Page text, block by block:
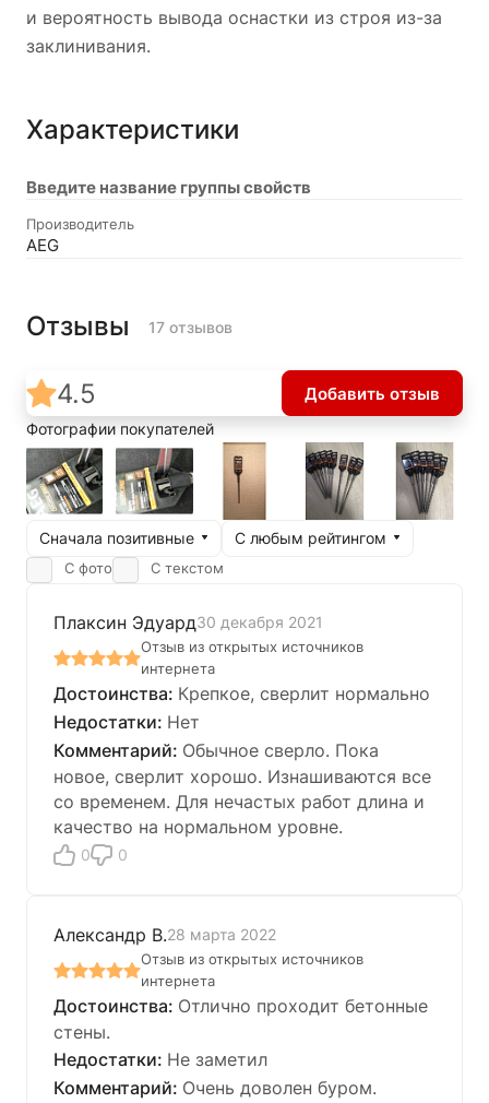
и вероятность вывода оснастки из строя из-за
заклинивания.
Характеристики
Введите название группы свойств
Производитель
AEG
Отзывы 17 отзывов
Фотографии покупателей
Сначала позитивные С любым рейтингом
С фото С текстом
Плаксин Эдуард30 декабря 2021
Отзыв из открытых источников
интернета
Крепкое, сверлит нормально
Нет
Обычное сверло. Пока
новое, сверлит хорошо. Изнашиваются все
со временем. Для нечастых работ длина и
качество на нормальном уровне.
0 0
Александр В.28 марта 2022
Отзыв из открытых источников
интернета
Отлично проходит бетонные
стены.
Не заметил
Очень доволен буром.
4.5 Добавить отзыв